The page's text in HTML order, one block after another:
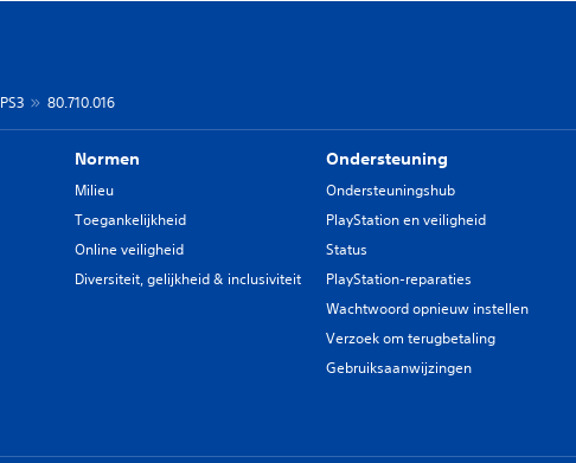
PS3 80.710.016
Normen
Milieu
Toegankelijkheid
Online veiligheid
Diversiteit, gelijkheid & inclusiviteit
Ondersteuning
Ondersteuningshub
PlayStation en veiligheid
Status
PlayStation-reparaties
Wachtwoord opnieuw instellen
Verzoek om terugbetaling
Gebruiksaanwijzingen